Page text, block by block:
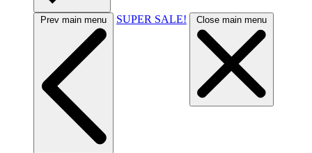
Prev main menu SUPER SALE! Close main menu